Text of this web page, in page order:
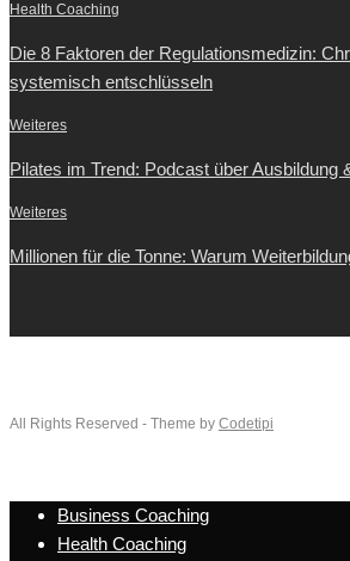
Health Coaching
Die 8 Faktoren der Regulationsmedizin:
systemisch entschlüsseln
Weiteres
Pilates im Trend: Podcast über Ausbildung
Weiteres
Millionen für die Tonne: Warum
All Rights Reserved - Theme by Codetipi
Business Coaching
Health Coaching